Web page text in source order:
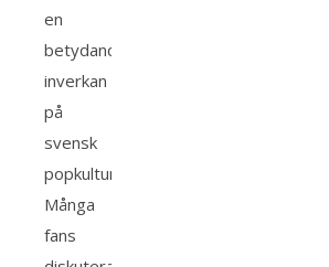
en
betydande
inverkan
på
svensk
popkultur.
Många
fans